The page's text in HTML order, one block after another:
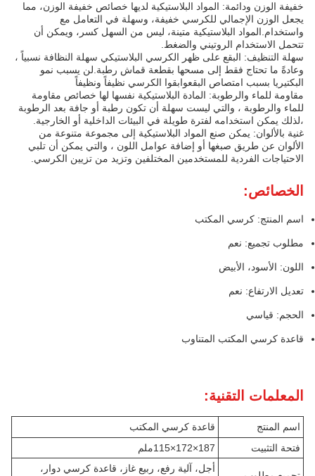
خفيفة الوزن ودائمة: المواد البلاستيكية لديها خصائص خفيفة الوزن، مما
يجعل الوزن الإجمالي للكرسي خفيفة، وسهلة في التعامل مع
واستخدام.المواد البلاستيكية متينة، ليس من السهل كسر، ويمكن أن
تتحمل الاستخدام الروتيني والضغط.
سهلة التنظيف: البقع على ظهر الكرسي البلاستيكي سهلة النظافة نسبياً ،
وعادةً ما تحتاج فقط إلى مسحها بقطعة قماش رطبة.لن يسبب نمو
البكتيريا بسبب امتصاص البقعوابقوا الكرسي نظيفاً ونظيفاً
مقاومة للماء والرطوبة: المادة البلاستيكية نفسها لها خصائص مقاومة
للماء والرطوبة ، والتي ليست سهلة أن تكون رطبة أو جافة بعد الرطوبة
،لذلك يمكن استخدامه لفترة طويلة في البيئات الداخلية أو الخارجية.
غنية بالألوان: يمكن صنع المواد البلاستيكية إلى مجموعة متنوعة من
الألوان عن طريق صبغها أو إضافة عوامل اللون ، والتي يمكن أن تلبي
الاحتياجات الفردية للمستخدمين المختلفين وتزيد من تزيين الكرسي.
الخصائص:
اسم المنتج: كرسي المكتب
مطلوب تجميع: نعم
اللون: الأسود، الأبيض
تعديل الارتفاع: نعم
الحجم: قياسي
قاعدة كرسي المكتب المتناوب
المعلمات التقنية:
اسم المنتج
قاعدة كرسي المكتب
فتحة التثبيت
187×172×115ملم
أجل، آلية رفع، ربيع غاز، قاعدة كرسي دوار،